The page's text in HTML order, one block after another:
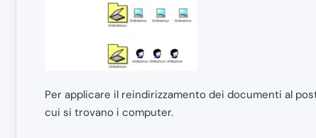
Per applicare il reindirizzamento dei documenti al
cui si trovano i computer.